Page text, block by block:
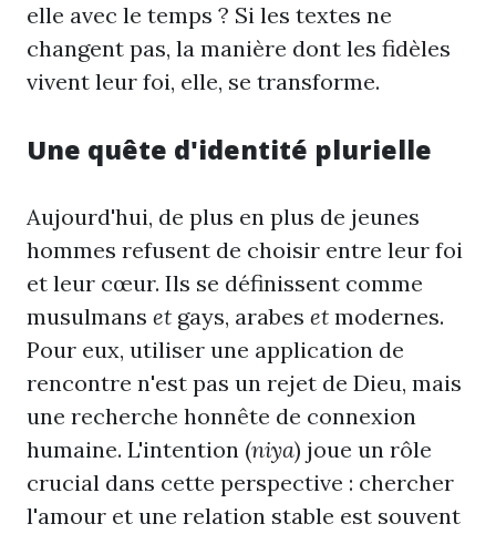
elle avec le temps ? Si les textes ne
changent pas, la manière dont les fidèles
vivent leur foi, elle, se transforme.
Une quête d'identité plurielle
Aujourd'hui, de plus en plus de jeunes
hommes refusent de choisir entre leur foi
et leur cœur. Ils se définissent comme
musulmans et gays, arabes et modernes.
Pour eux, utiliser une application de
rencontre n'est pas un rejet de Dieu, mais
une recherche honnête de connexion
humaine. L'intention (niya) joue un rôle
crucial dans cette perspective : chercher
l'amour et une relation stable est souvent